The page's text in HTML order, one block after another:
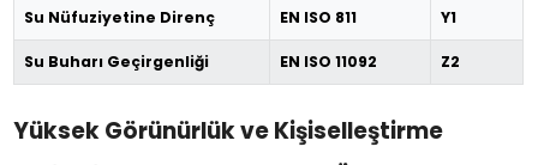
Su Nüfuziyetine Direnç EN ISO 811 Y1
Su Buharı Geçirgenliği EN ISO 11092 Z2
Yüksek Görünürlük ve Kişiselleştirme